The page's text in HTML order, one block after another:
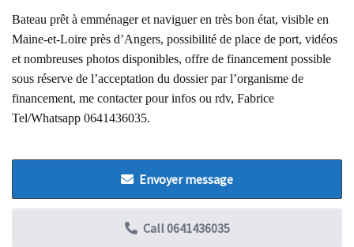
Bateau prêt à emménager et naviguer en très bon état, visible en
Maine-et-Loire près d’Angers, possibilité de place de port, vidéos
et nombreuses photos disponibles, offre de financement possible
sous réserve de l’acceptation du dossier par l’organisme de
financement, me contacter pour infos ou rdv, Fabrice
Tel/Whatsapp 0641436035.
Envoyer message
Call0641436035